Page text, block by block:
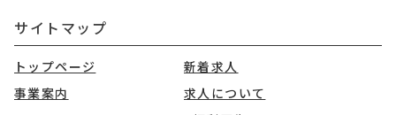
サイトマップ
トップページ
新着求人
事業案内
求人について